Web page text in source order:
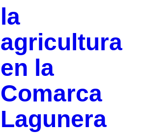
la
agricultura
en la
Comarca
Lagunera